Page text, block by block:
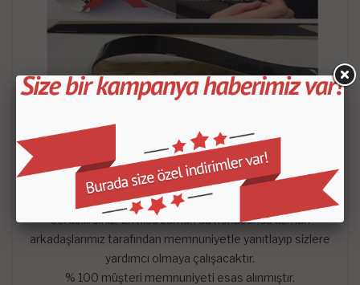
- Satın aldığınız setin içeriği KROKİDE belirtilen
parçalardan oluşmaktadır.
Mars Cockpit Design
garantisini taşımaktadır.
Hangi satış pazarında olursa olsun çekinmeden dilediğiniz
sorularını mağazaya soru sor kısmından sorularınızı
sorabilirsiniz. En kısa zaman da konusunda uzman
arkadaşlarımız tarafından memnuniyetle yanıtlayıp sizlere
yardımcı olmaya çalışacaktır.
% 100 müşteri memnuniyeti esas alınmıştır.